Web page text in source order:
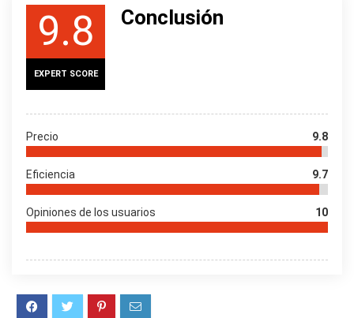
9.8
EXPERT SCORE
Conclusión
Precio 9.8
Eficiencia 9.7
Opiniones de los usuarios 10